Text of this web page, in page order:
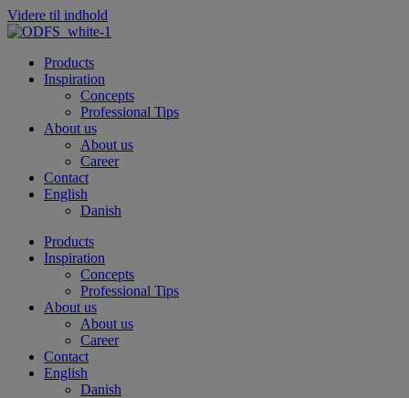
Videre til indhold
Products
Inspiration
Concepts
Professional Tips
About us
About us
Career
Contact
English
Danish
Products
Inspiration
Concepts
Professional Tips
About us
About us
Career
Contact
English
Danish